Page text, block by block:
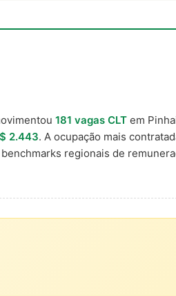
181 vagas CLT em
2.443. A ocupação mais
regionais de